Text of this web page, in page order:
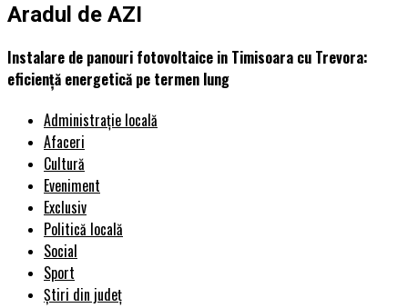
Aradul de AZI
Instalare de panouri fotovoltaice in Timisoara cu Trevora:
eficiență energetică pe termen lung
Administrație locală
Afaceri
Cultură
Eveniment
Exclusiv
Politică locală
Social
Sport
Știri din județ